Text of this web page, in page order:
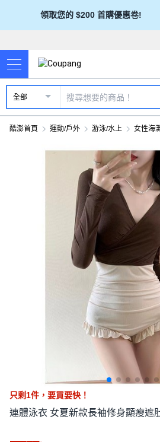
領取您的 $200 首購優惠卷!
全部
酷澎首頁 運動/戶外 游泳/水上 女性海
只剩1件， 要買要快！
連體泳衣 女夏新款長袖修身顯瘦遮